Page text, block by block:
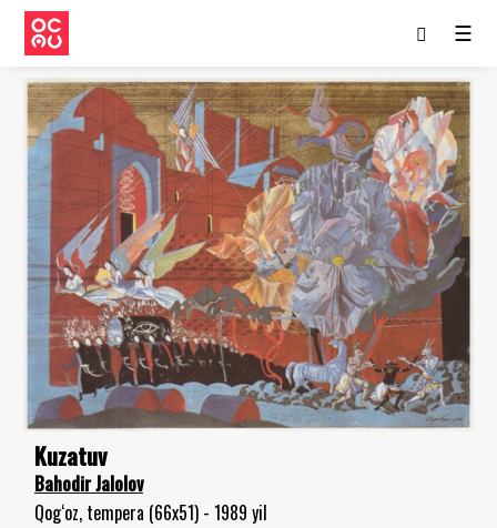
☰
Kuzatuv
Bahodir Jalolov
Qog‘oz, tempera (66x51) - 1989 yil